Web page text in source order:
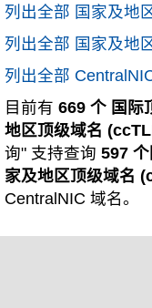
列出全部 国家及地
列出全部 国家及地
列出全部
目前有 669 个 国际
地区顶级域名
询" 支持查询 597
家及地区顶级域名
CentralNIC 域名。